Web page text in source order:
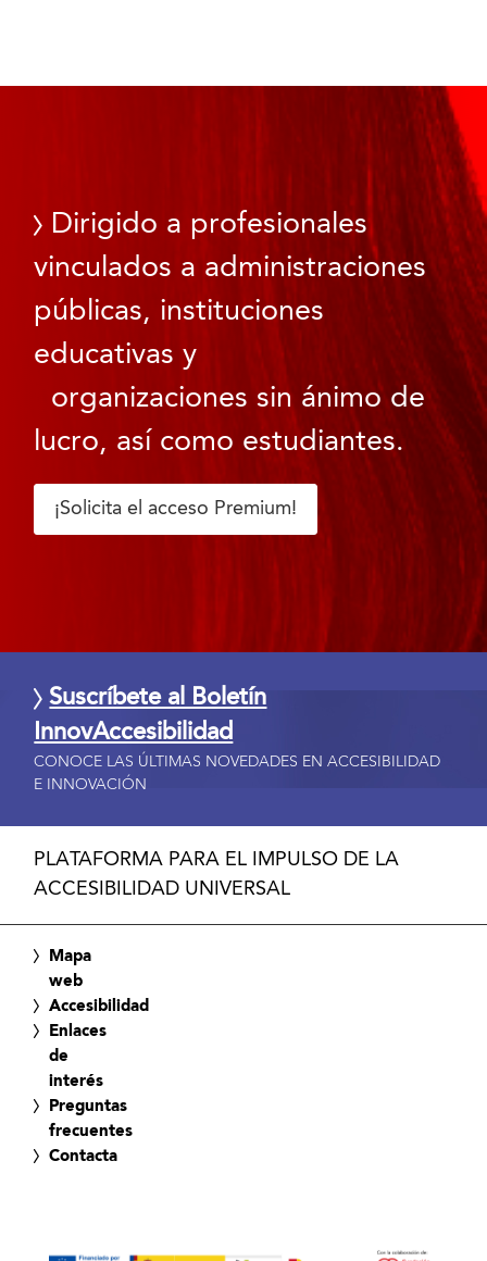
Dirigido a profesionales
vinculados a administraciones
públicas, instituciones
educativas y
organizaciones sin ánimo de
lucro, así como estudiantes.
¡Solicita el acceso Premium!
Suscríbete al Boletín
InnovAccesibilidad
CONOCE LAS ÚLTIMAS NOVEDADES EN ACCESIBILIDAD
E INNOVACIÓN
PLATAFORMA PARA EL IMPULSO DE LA
ACCESIBILIDAD UNIVERSAL
Mapa
web
Accesibilidad
Enlaces
de
interés
Preguntas
frecuentes
Contacta